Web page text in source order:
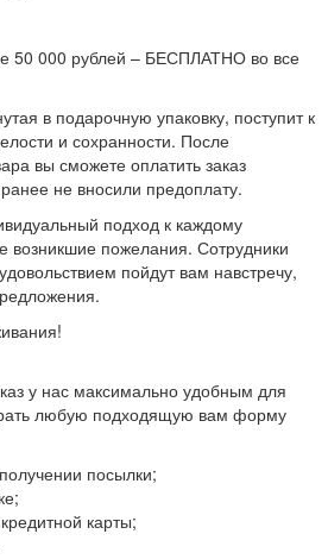
50 000 рублей – БЕСПЛАТНО во все
в подарочную упаковку, поступит к
и сохранности. После
вы сможете оплатить заказ
не вносили предоплату.
подход к каждому
возникшие пожелания. Сотрудники
пойдут вам навстречу,
у нас максимально удобным для
любую подходящую вам форму
посылки;
карты;